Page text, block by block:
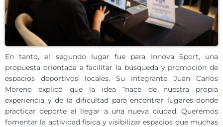
En tanto, el segundo lugar fue para Innova Sport, una
propuesta orientada a facilitar la búsqueda y promoción de
espacios deportivos locales. Su integrante Juan Carlos
Moreno explicó que la idea “nace de nuestra propia
experiencia y de la dificultad para encontrar lugares donde
practicar deporte al llegar a una nueva ciudad. Queremos
fomentar la actividad física y visibilizar espacios que muchas